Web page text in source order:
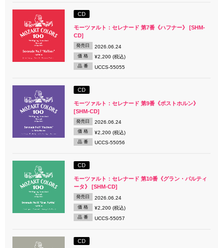
CD
モーツァルト：セレナード 第7番《ハフナー》 [SHM-
CD]
発売日 2026.06.24
価 格 ¥2,200 (税込)
品 番 UCCS-55055
CD
モーツァルト：セレナード 第9番《ポストホルン》
[SHM-CD]
発売日 2026.06.24
価 格 ¥2,200 (税込)
品 番 UCCS-55056
CD
モーツァルト：セレナード 第10番《グラン・パルティ
ータ》 [SHM-CD]
発売日 2026.06.24
価 格 ¥2,200 (税込)
品 番 UCCS-55057
CD